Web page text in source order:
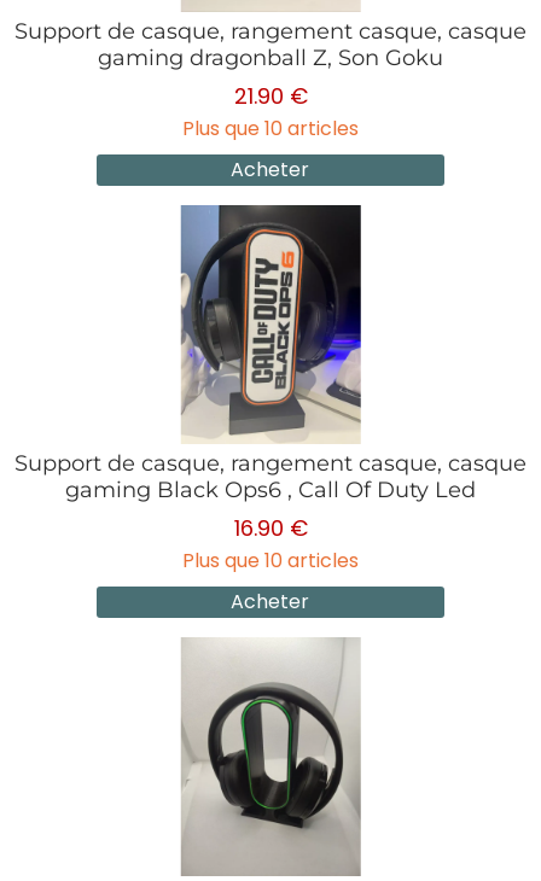
Support de casque, rangement casque, casque
gaming dragonball Z, Son Goku
21.90 €
Plus que 10 articles
Acheter
Support de casque, rangement casque, casque
gaming Black Ops6 , Call Of Duty Led
16.90 €
Plus que 10 articles
Acheter